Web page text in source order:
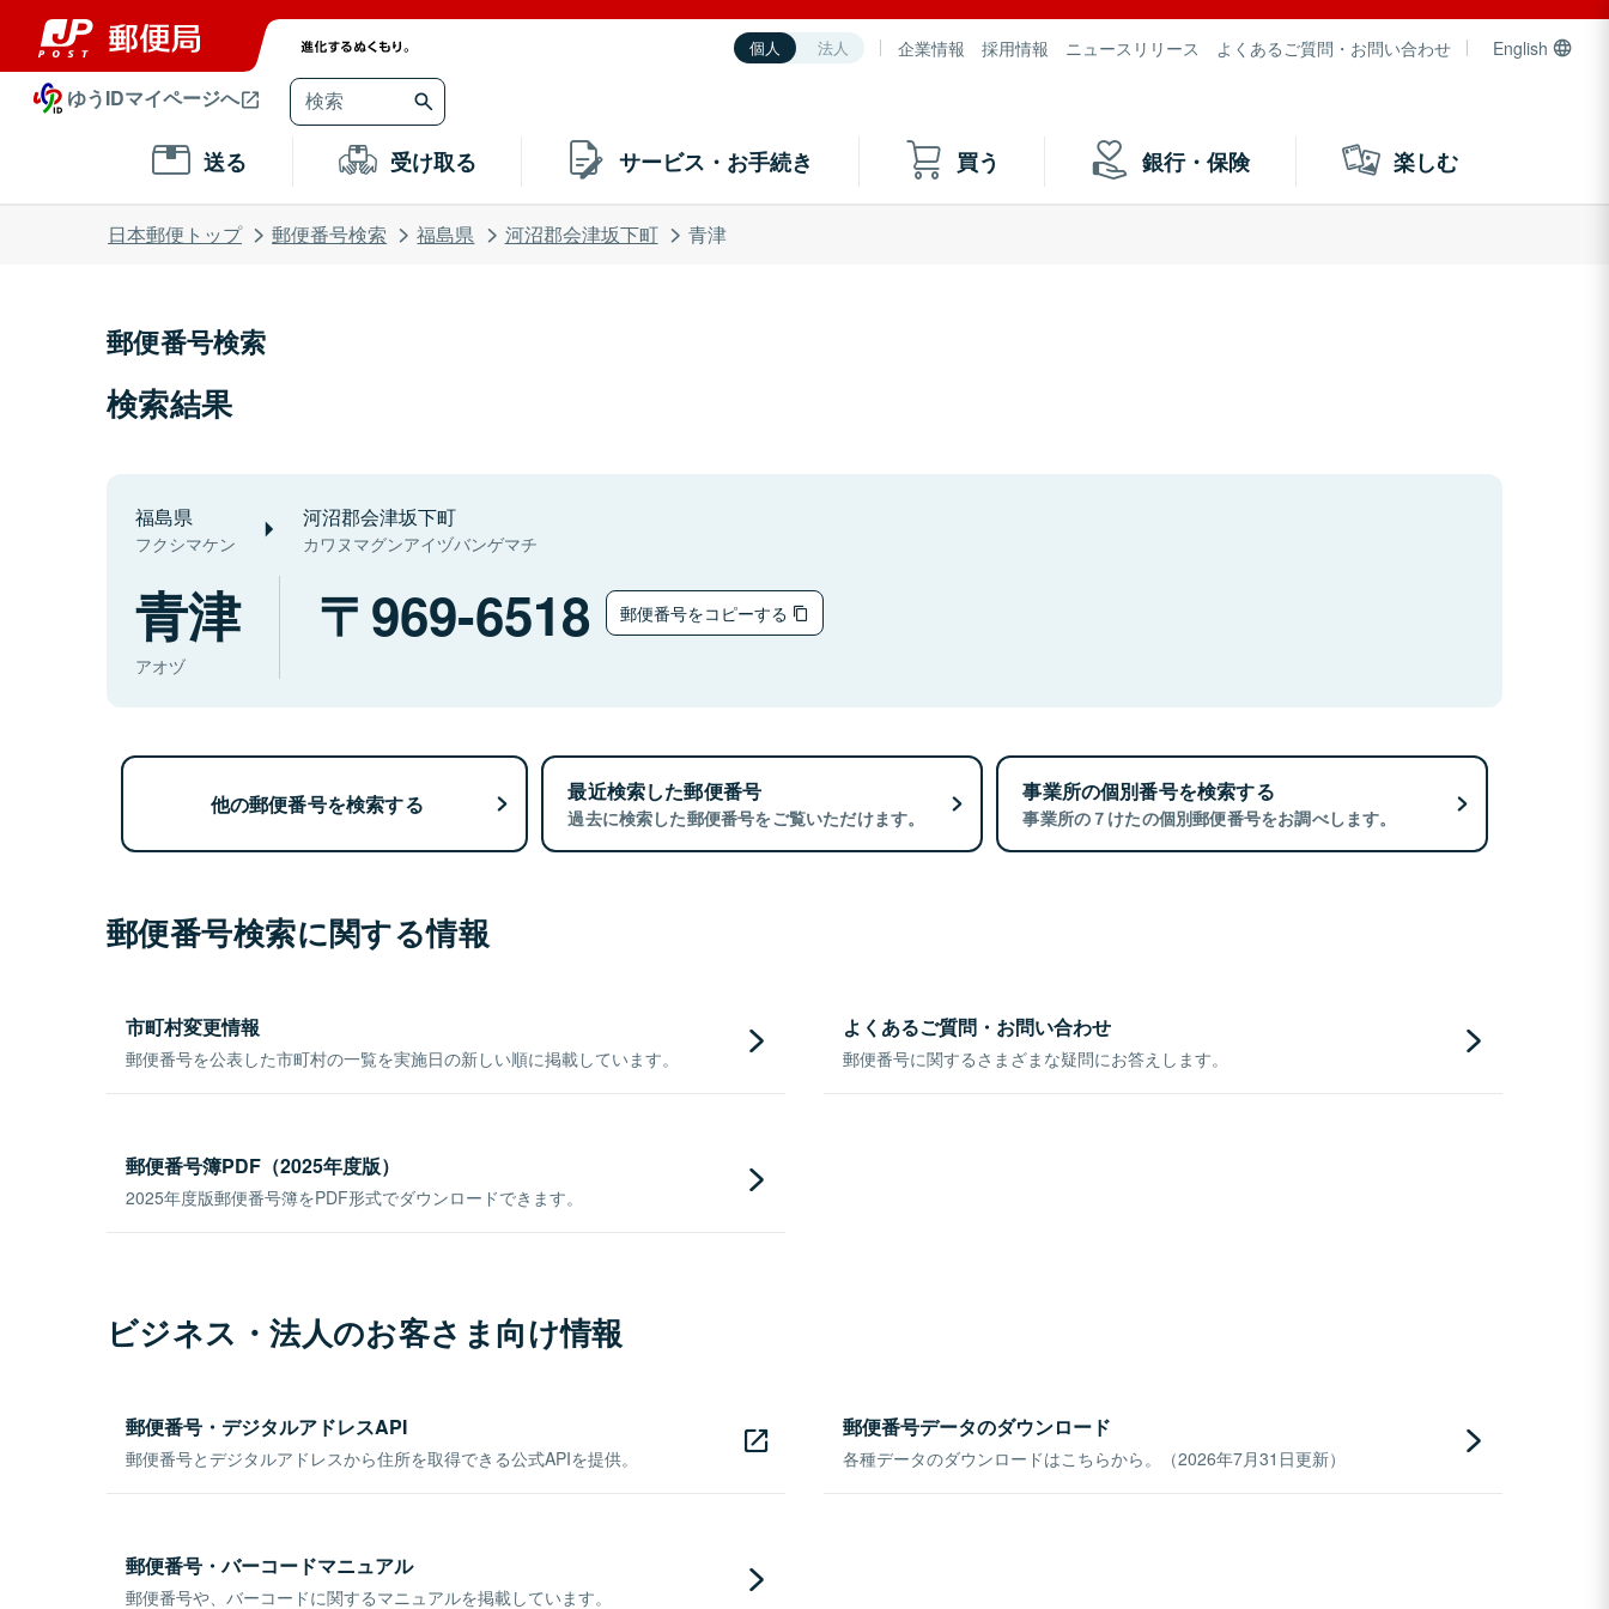
個人 法人 企業情報 採用情報 ニュースリリース よくあるご質問・お問い合わせ English
ゆうIDマイページへ
送る 受け取る サービス・お手続き 買う 銀行・保険 楽しむ
日本郵便トップ 郵便番号検索 福島県 河沼郡会津坂下町 青津
郵便番号検索
検索結果
福島県
フクシマケン
河沼郡会津坂下町
カワヌマグンアイヅバンゲマチ
青津
アオヅ
969-6518 郵便番号をコピーする
他の郵便番号を検索する 最近検索した郵便番号
過去に検索した郵便番号をご覧いただけます。
事業所の個別番号を検索する
事業所の７けたの個別郵便番号をお調べします。
郵便番号検索に関する情報
市町村変更情報
郵便番号を公表した市町村の一覧を実施日の新しい順に掲載しています。
よくあるご質問・お問い合わせ
郵便番号に関するさまざまな疑問にお答えします。
郵便番号簿PDF（2025年度版）
2025年度版郵便番号簿をPDF形式でダウンロードできます。
ビジネス・法人のお客さま向け情報
郵便番号・デジタルアドレスAPI
郵便番号とデジタルアドレスから住所を取得できる公式APIを提供。
郵便番号データのダウンロード
各種データのダウンロードはこちらから。（2026年7月31日更新）
郵便番号・バーコードマニュアル
郵便番号や、バーコードに関するマニュアルを掲載しています。